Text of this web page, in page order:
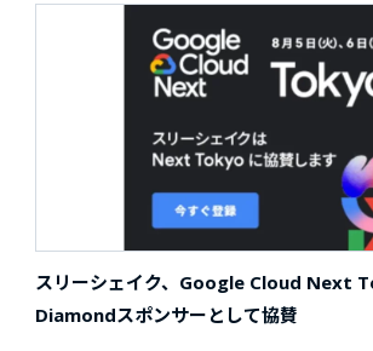
スリーシェイク、Google Cloud Next
Diamondスポンサーとして協賛